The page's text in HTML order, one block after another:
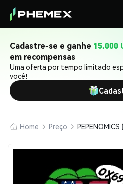
Cadastre-se e ganhe 15.000
em recompensas
Uma oferta por tempo limitado
você!
Home Preço